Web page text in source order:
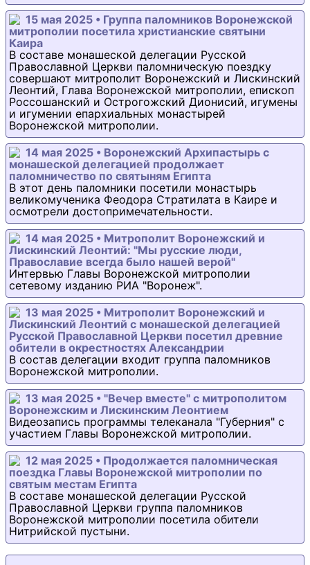
15 мая 2025 • Группа паломников Воронежской
митрополии посетила христианские святыни
Каира
В составе монашеской делегации Русской
Православной Церкви паломническую поездку
совершают митрополит Воронежский и Лискинский
Леонтий, Глава Воронежской митрополии, епископ
Россошанский и Острогожский Дионисий, игумены
и игумении епархиальных монастырей
Воронежской митрополии.
14 мая 2025 • Воронежский Архипастырь с
монашеской делегацией продолжает
паломничество по святыням Египта
В этот день паломники посетили монастырь
великомученика Феодора Стратилата в Каире и
осмотрели достопримечательности.
14 мая 2025 • Митрополит Воронежский и
Лискинский Леонтий: "Мы русские люди,
Православие всегда было нашей верой"
Интервью Главы Воронежской митрополии
сетевому изданию РИА "Воронеж".
13 мая 2025 • Митрополит Воронежский и
Лискинский Леонтий с монашеской делегацией
Русской Православной Церкви посетил древние
обители в окрестностях Александрии
В состав делегации входит группа паломников
Воронежской митрополии.
13 мая 2025 • "Вечер вместе" с митрополитом
Воронежским и Лискинским Леонтием
Видеозапись программы телеканала "Губерния" с
участием Главы Воронежской митрополии.
12 мая 2025 • Продолжается паломническая
поездка Главы Воронежской митрополии по
святым местам Египта
В составе монашеской делегации Русской
Православной Церкви группа паломников
Воронежской митрополии посетила обители
Нитрийской пустыни.